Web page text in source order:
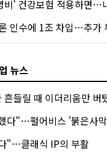
비' 건강보험 적용하면…
인수에 1조 차입…추가
뉴스
흔들릴 때 이더리움만 버
다"…펄어비스 '붉은사
"…클래식 IP의 부활